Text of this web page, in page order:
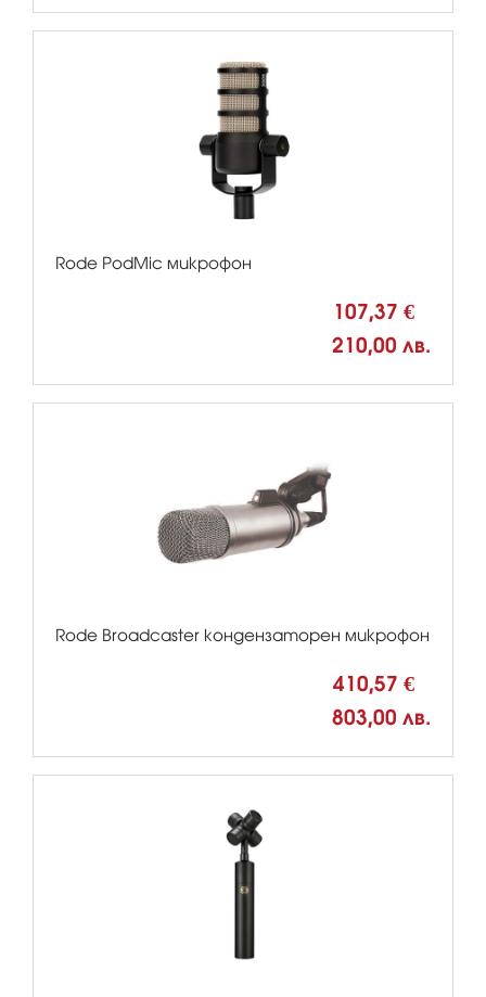
Rode PodMic микрофон
107,37 €
210,00 лв.
Rode Broadcaster кондензаторен микрофон
410,57 €
803,00 лв.